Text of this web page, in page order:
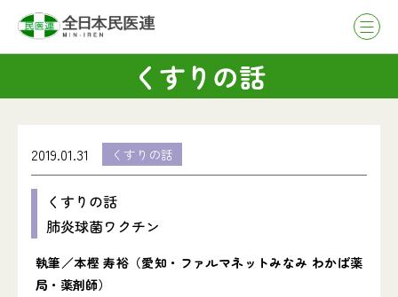
くすりの話
2019.01.31 くすりの話
くすりの話
肺炎球菌ワクチン
執筆／本樫 寿裕（愛知・ファルマネットみなみ わかば薬
局・薬剤師）